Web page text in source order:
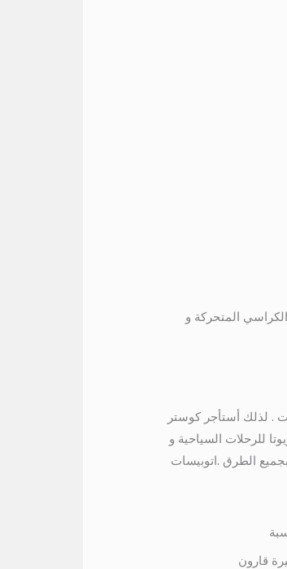
600 للسفر الي سيوة من قاهرة بسعر منخفض عن باقي الشركات يتميز باص 600 عن 500 في الكراسي المتحركة و
. لذلك أستأجر كوستر
في اي مكان في مصر . بالتالي ايجار ميكروباص 13 راكب هايس تويوتا للرحلات السياحية و
الطرق .اتوبيسات